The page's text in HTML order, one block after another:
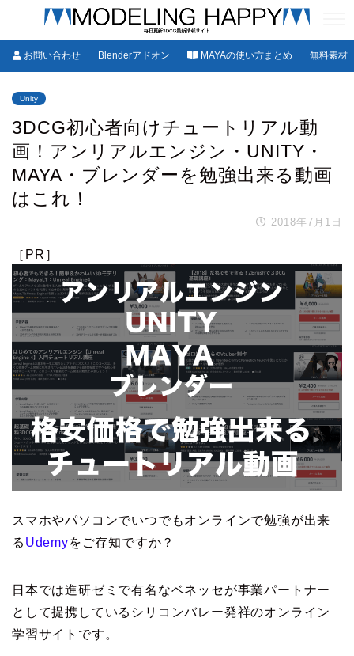
お問い合わせ Blenderアドオン MAYAの使い方まとめ 無料素材
Unity
3DCG初心者向けチュートリアル動
画！アンリアルエンジン・UNITY・
MAYA・ブレンダーを勉強出来る動画
はこれ！
2018年7月1日
［PR］
スマホやパソコンでいつでもオンラインで勉強が出来
る Udemyをご存知ですか？
日本では進研ゼミで有名なベネッセが事業パートナー
として提携しているシリコンバレー発祥のオンライン
学習サイトです。